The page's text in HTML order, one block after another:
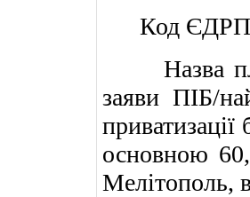
Код
Назва
заяви ПІБ/
основною
Мелітополь,